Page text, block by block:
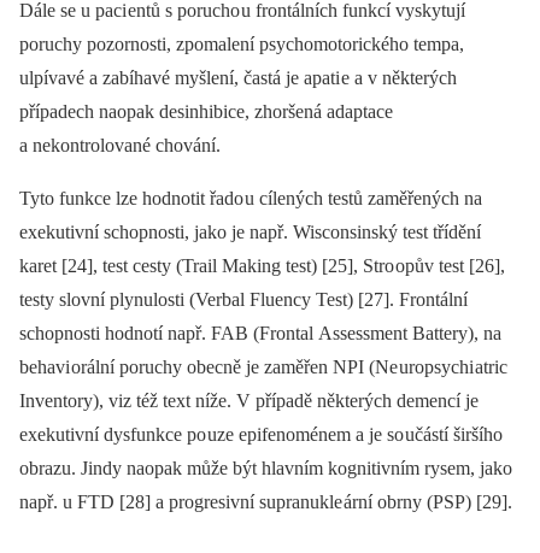
Dále se u paci entů s porucho u frontálních funkcí vyskytují
poruchy pozornosti, zpomalení psychomotorického tempa,
ulpívavé a zabíhavé myšlení, častá je apati e a v některých
případech naopak desinhibice, zhoršená adaptace
a nekontrolované chování.
Tyto funkce lze hodnotit řado u cílených testů zaměřených na
exekutivní schopnosti, jako je např. Wisconsinský test třídění
karet [24], test cesty (Trail Making test) [25], Stro opův test [26],
testy slovní plynulosti (Verbal Fluency Test) [27]. Frontální
schopnosti hodnotí např. FAB (Frontal Assessment Battery), na
behavi orální poruchy obecně je zaměřen NPI (Ne uropsychi atric
Inventory), viz též text níže. V případě některých demencí je
exekutivní dysfunkce po uze epifenoménem a je so učástí širšího
obrazu. Jindy naopak může být hlavním kognitivním rysem, jako
např. u FTD [28] a progresivní supranukle ární obrny (PSP) [29].